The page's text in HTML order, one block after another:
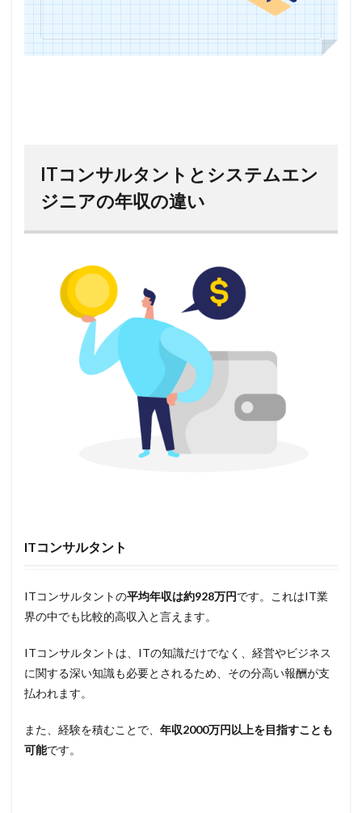
ITコンサルタントとシステムエン
ジニアの年収の違い
ITコンサルタント
ITコンサルタントの平均年収は約928万円です。これはIT業
界の中でも比較的高収入と言えます。
ITコンサルタントは、ITの知識だけでなく、経営やビジネス
に関する深い知識も必要とされるため、その分高い報酬が支
払われます。
また、経験を積むことで、 年収2000万円以上を目指すことも
可能です。